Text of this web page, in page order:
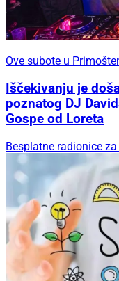
Ove subote u
Iščekivanju je
poznatog DJ
Gospe od Loreta
Besplatne radionice